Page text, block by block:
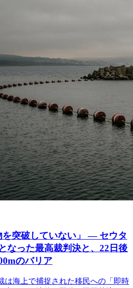
を突破していない」 ― セウタ
なった最高裁判決と、22日後
のバリア
は海上で捕捉された移民への「即時